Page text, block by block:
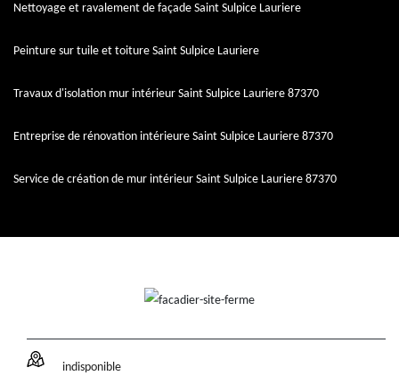
Nettoyage et ravalement de façade Saint Sulpice Lauriere
Peinture sur tuile et toiture Saint Sulpice Lauriere
Travaux d'isolation mur intérieur Saint Sulpice Lauriere 87370
Entreprise de rénovation intérieure Saint Sulpice Lauriere 87370
Service de création de mur intérieur Saint Sulpice Lauriere 87370
indisponible